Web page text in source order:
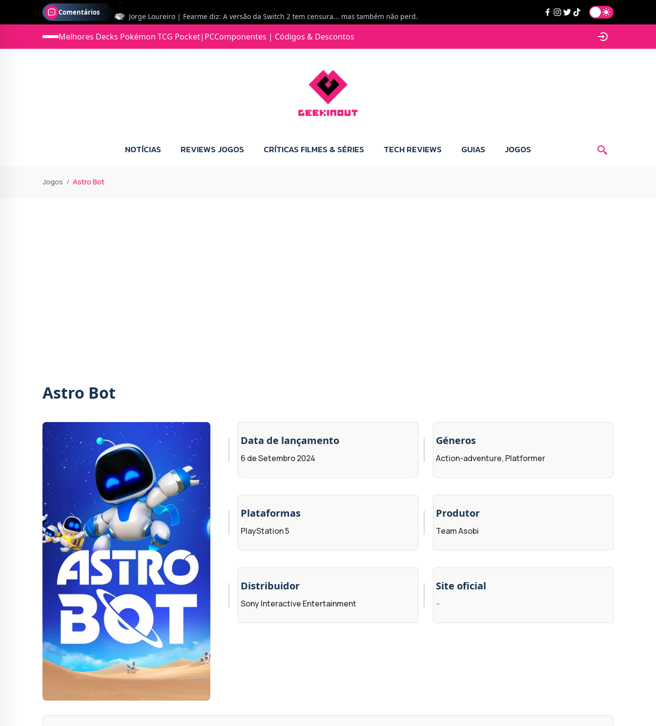
Comentários
Jonas diz: Estou seriamente com vontade para comprar para a Switch 2 :P
Jorge Loureiro | Fearme diz: Boas, obrigado pelo teu comentário. Talvez seja verdade que a Microsoft está a tentar redefinir o futuro dos jogos, mas para uma marca que já trocou de estratégia tantas vezes, é difícil acreditar em mais uma virada de direção. Basta lembrar do Kinect, da aposta no cloud gaming, ou mesmo do discurso de que os exclusivos eram "essenciais": todas essas promessas acabaram por perder força com o tempo. Além disso, há um ponto chave que estás a ignorar: as consolas Xbox. Está à vista que foram praticamente abandonadas. Quem comprou uma Xbox Series X a pensar que ia ser a máquina indispensável para jogar exclusivos, ficou a arder, porque hoje esses jogos chegam também ao PC e, cada vez mais, até à concorrência. Isso mina a identidade da marca e enfraquece a confiança dos jogadores. A PlayStation até pode estar a lançar alguns jogos na Xbox como o Helldivers 2, mas não é o catálogo inteiro. Desta forma, as consolas PS5 continuam a ter valor.
Melhores Decks Pokémon TCG Pocket| PCComponentes | Códigos & Descontos
NOTÍCIAS REVIEWS JOGOS CRÍTICAS FILMES & SÉRIES TECH REVIEWS GUIAS JOGOS
Jogos Astro Bot
Astro Bot
Data de lançamento
6 de Setembro 2024
Géneros
Action-adventure, Platformer
Plataformas
PlayStation 5
Produtor
Team Asobi
Distribuidor
Sony Interactive Entertainment
Site oficial
--